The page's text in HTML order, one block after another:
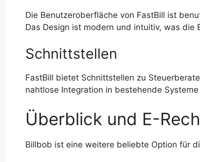
Die Benutzeroberfläche von FastBill ist
Das Design ist modern und intuitiv, was die
Schnittstellen
FastBill bietet Schnittstellen zu
nahtlose Integration in bestehende
Überblick und E-
Billbob ist eine weitere beliebte Option für